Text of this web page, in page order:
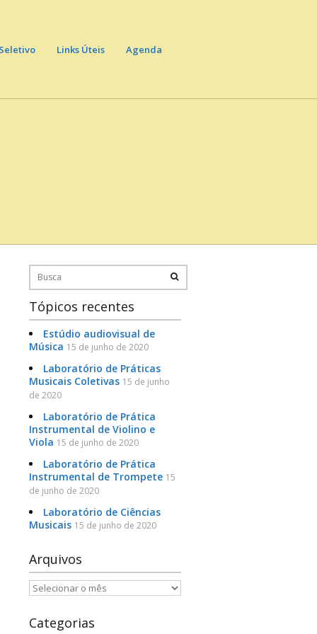
Links Úteis Agenda
Tópicos recentes
Estúdio audiovisual de
Música 15 de junho de 2020
Laboratório de Práticas
Musicais Coletivas 15 de junho
de 2020
Laboratório de Prática
Instrumental de Violino e
Viola 15 de junho de 2020
Laboratório de Prática
Instrumental de Trompete 15
de junho de 2020
Laboratório de Ciências
Musicais 15 de junho de 2020
Arquivos
Arquivos
Categorias